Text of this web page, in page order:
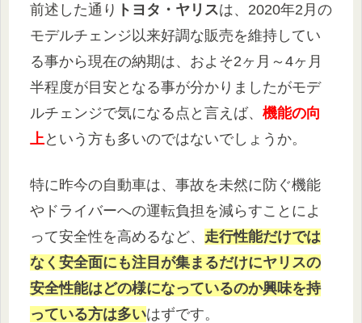
前述した通り トヨタ・ヤリスは、2020年2月の
モデルチェンジ以来好調な販売を維持してい
る事から現在の納期は、およそ2ヶ月～4ヶ月
半程度が目安となる事が分かりましたがモデ
ルチェンジで気になる点と言えば、 機能の向
上という方も多いのではないでしょうか。
特に昨今の自動車は、事故を未然に防ぐ機能
やドライバーへの運転負担を減らすことによ
って安全性を高めるなど、 走行性能だけでは
なく安全面にも注目が集まるだけにヤリスの
安全性能はどの様になっているのか興味を持
っている方は多いはずです。